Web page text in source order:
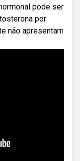
pode ser
por
não apresentam